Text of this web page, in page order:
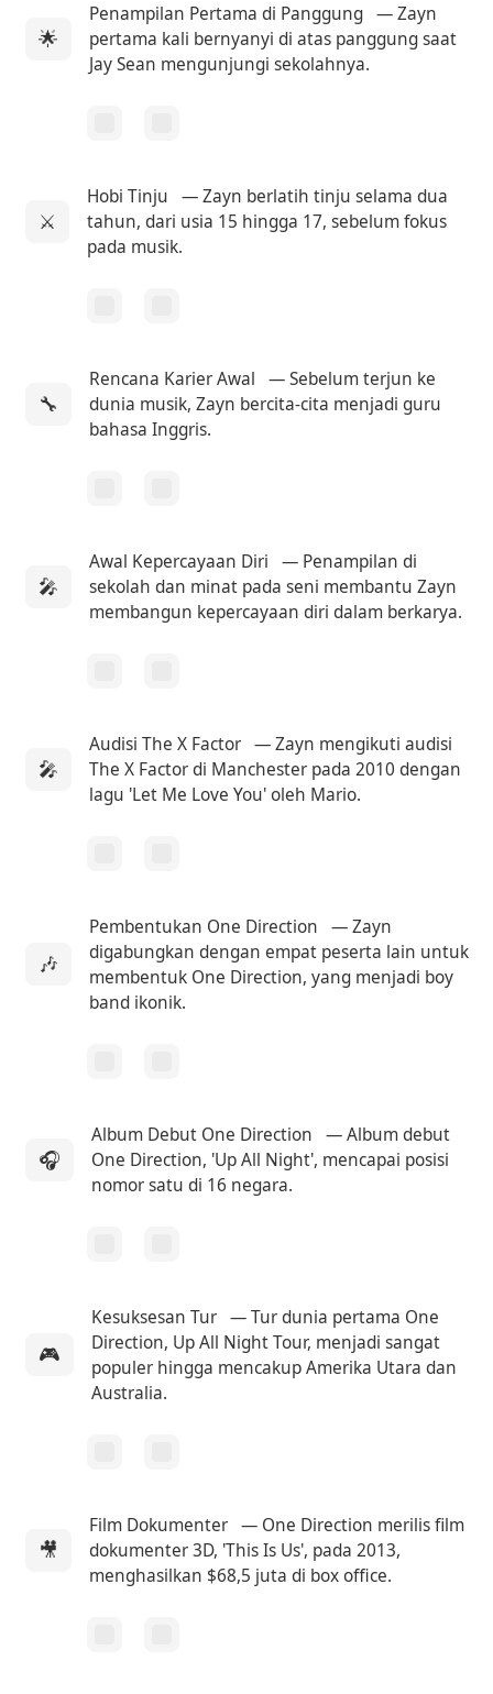
🌟
Penampilan Pertama di Panggung — Zayn
pertama kali bernyanyi di atas panggung saat
Jay Sean mengunjungi sekolahnya.
⚔️
Hobi Tinju
— Zayn berlatih tinju selama dua
tahun, dari usia 15 hingga 17, sebelum fokus
pada musik.
🔧
Rencana Karier Awal
— Sebelum terjun ke
dunia musik, Zayn bercita-cita menjadi guru
bahasa Inggris.
🎤
Awal Kepercayaan Diri
— Penampilan di
sekolah dan minat pada seni membantu Zayn
membangun kepercayaan diri dalam berkarya.
🎤
Audisi The X Factor — Zayn mengikuti audisi
The X Factor di Manchester pada 2010 dengan
lagu 'Let Me Love You' oleh Mario.
🎶
Pembentukan One Direction
— Zayn
digabungkan dengan empat peserta lain untuk
membentuk One Direction, yang menjadi boy
band ikonik.
🎧
Album Debut One Direction
— Album debut
One Direction, 'Up All Night', mencapai posisi
nomor satu di 16 negara.
🎮
Kesuksesan Tur — Tur dunia pertama One
Direction, Up All Night Tour, menjadi sangat
populer hingga mencakup Amerika Utara dan
Australia.
🎥
Film Dokumenter — One Direction merilis film
dokumenter 3D, 'This Is Us', pada 2013,
menghasilkan $68,5 juta di box office.